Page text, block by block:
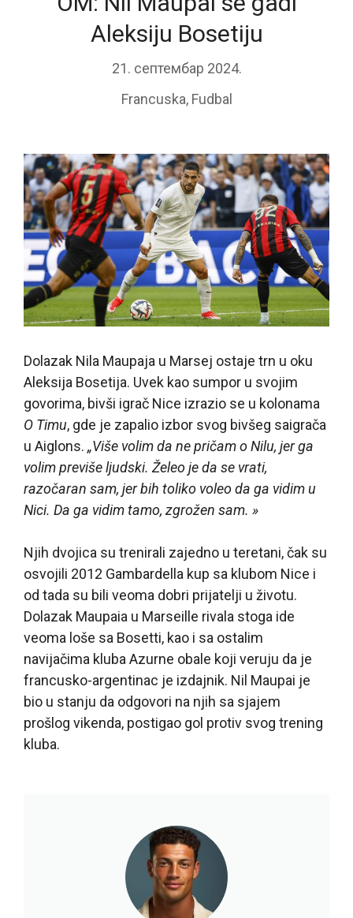
Aleksiju Bosetiju
21. септембар 2024.
Francuska, Fudbal
Dolazak Nila Maupaja u Marsej ostaje trn u oku
Aleksija Bosetija. Uvek kao sumpor u svojim
govorima, bivši igrač Nice izrazio se u kolonama
O Timu, gde je zapalio izbor svog bivšeg saigrača
u Aiglons. „Više volim da ne pričam o Nilu, jer ga
volim previše ljudski. Želeo je da se vrati,
razočaran sam, jer bih toliko voleo da ga vidim u
Nici. Da ga vidim tamo, zgrožen sam. »
Njih dvojica su trenirali zajedno u teretani, čak su
osvojili 2012 Gambardella kup sa klubom Nice i
od tada su bili veoma dobri prijatelji u životu.
Dolazak Maupaia u Marseille rivala stoga ide
veoma loše sa Bosetti, kao i sa ostalim
navijačima kluba Azurne obale koji veruju da je
francusko-argentinac je izdajnik. Nil Maupai je
bio u stanju da odgovori na njih sa sjajem
prošlog vikenda, postigao gol protiv svog trening
kluba.